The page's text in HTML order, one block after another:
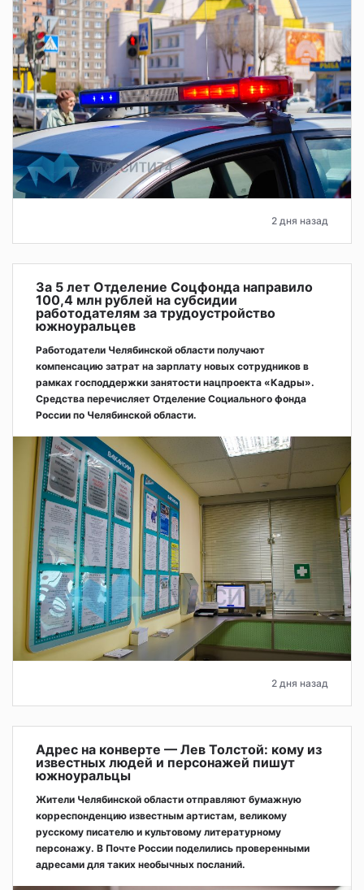
2 дня назад
За 5 лет Отделение Соцфонда направило
100,4 млн рублей на субсидии
работодателям за трудоустройство
южноуральцев
Работодатели Челябинской области получают
компенсацию затрат на зарплату новых сотрудников в
рамках господдержки занятости нацпроекта «Кадры».
Средства перечисляет Отделение Социального фонда
России по Челябинской области.
2 дня назад
Адрес на конверте — Лев Толстой: кому из
известных людей и персонажей пишут
южноуральцы
Жители Челябинской области отправляют бумажную
корреспонденцию известным артистам, великому
русскому писателю и культовому литературному
персонажу. В Почте России поделились проверенными
адресами для таких необычных посланий.